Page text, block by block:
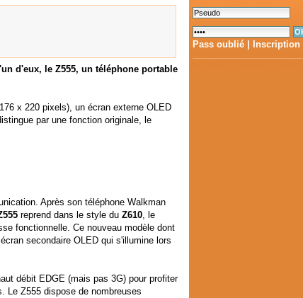
Pass oublié Inscription
d'eux, le Z555, un téléphone portable
x 220 pixels), un écran externe OLED
par une fonction originale, le
Après son téléphone Walkman
reprend dans le style du Z610, le
fonctionnelle. Ce nouveau modèle dont
secondaire OLED qui s'illumine lors
débit EDGE (mais pas 3G) pour profiter
Le Z555 dispose de nombreuses